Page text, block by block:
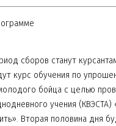
сборов станут
курс обучения по
бойца с целью
учения (КВЭСТА)
Вторая половина дня